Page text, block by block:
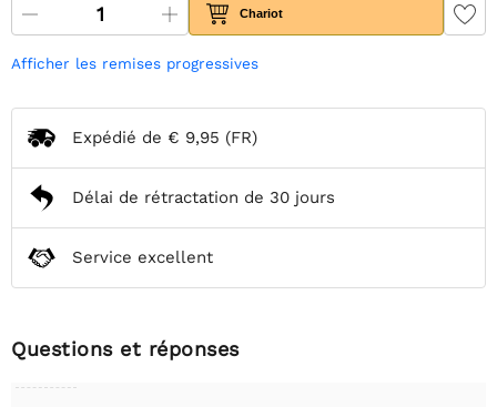
Chariot
Afficher les remises progressives
Expédié de € 9,95 (FR)
Délai de rétractation de 30 jours
Service excellent
Questions et réponses